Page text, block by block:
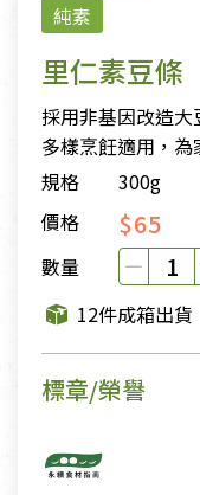
純素
里仁素豆條
採用非基因改造
多樣烹飪適用，為
規格
300g
價格
$65
數量
12件成箱出貨
標章/榮譽